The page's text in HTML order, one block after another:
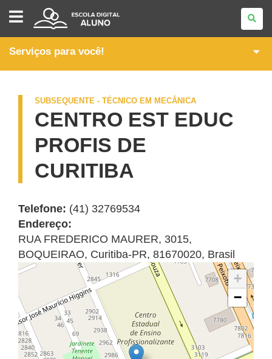
PÓS-
MÉDIO
-
CURSOS
TÉCNICOS
SUBSEQUENTES
Serviços para você!
SUBSEQUENTE - TÉCNICO EM MECÂNICA
CENTRO EST EDUC
PROFIS DE
CURITIBA
Telefone: (41) 32769534
Endereço:
RUA FREDERICO MAURER, 3015,
BOQUEIRAO, Curitiba-PR, 81670020, Brasil
+
−